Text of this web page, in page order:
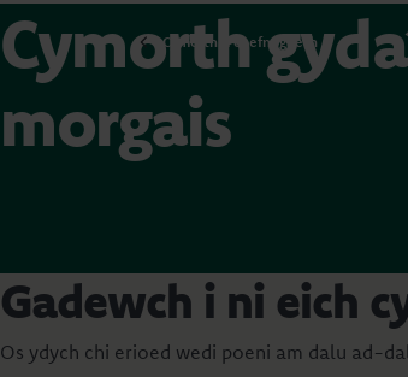
Cymorth a chefnogaeth
Cymorth
morgais
Gadewch i ni eich
Os ydych chi erioed wedi poeni am dalu ad-